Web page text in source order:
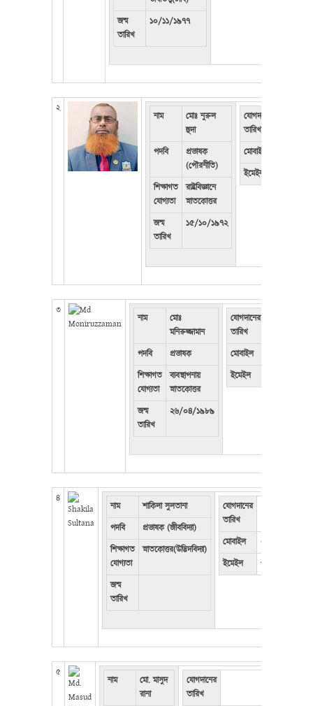
জন্ম
তারিখ
১০/১১/১৯৭৭
২
নাম
মোঃ নুরুল
হুদা
পদবি
প্রভাষক
(পৌরনীতি)
শিক্ষাগত
যোগ্যতা
রাষ্ট্রবিজ্ঞানে
স্নাতকোত্তর
জন্ম
তারিখ
১৫/১০/১৯৭২
যোগদানের
তারিখ
মোবাইল
ইমেইল
৩
নাম
মোঃ
মনিরুজ্জামান
পদবি
প্রভাষক
শিক্ষাগত
যোগ্যতা
ব্যবস্থাপনায়
স্নাতকোত্তর
জন্ম
তারিখ
২৬/০৪/১৯৮৯
যোগদানের
তারিখ
মোবাইল
ইমেইল
৪
নাম
শাকিলা সুলতানা
পদবি
প্রভাষক (জীববিদ্যা)
শিক্ষাগত
যোগ্যতা
স্নাতকোত্তর(উদ্ভিদবিদ্যা)
জন্ম
তারিখ
যোগদানের
তারিখ
মোবাইল
০১৭৪৪৯৭৭৩৪৯
ইমেইল
৫
নাম
মো. মাসুদ
রানা
যোগদানের
তারিখ